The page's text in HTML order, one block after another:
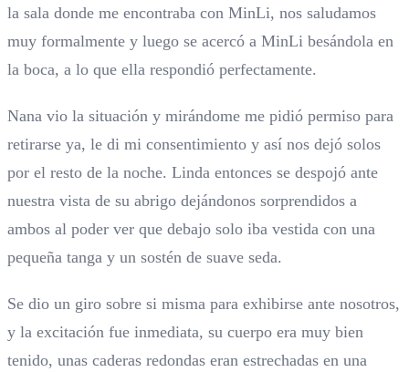
la sala donde me encontraba con MinLi, nos saludamos
muy formalmente y luego se acercó a MinLi besándola en
la boca, a lo que ella respondió perfectamente.
Nana vio la situación y mirándome me pidió permiso para
retirarse ya, le di mi consentimiento y así nos dejó solos
por el resto de la noche. Linda entonces se despojó ante
nuestra vista de su abrigo dejándonos sorprendidos a
ambos al poder ver que debajo solo iba vestida con una
pequeña tanga y un sostén de suave seda.
Se dio un giro sobre si misma para exhibirse ante nosotros,
y la excitación fue inmediata, su cuerpo era muy bien
tenido, unas caderas redondas eran estrechadas en una